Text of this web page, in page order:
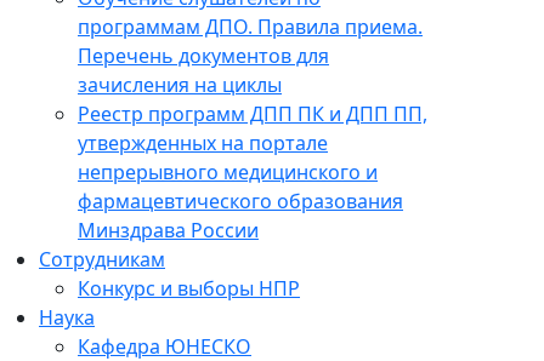
программам ДПО. Правила приема.
Перечень документов для
зачисления на циклы
Реестр программ ДПП ПК и ДПП ПП,
утвержденных на портале
непрерывного медицинского и
фармацевтического образования
Минздрава России
Сотрудникам
Конкурс и выборы НПР
Наука
Кафедра ЮНЕСКО